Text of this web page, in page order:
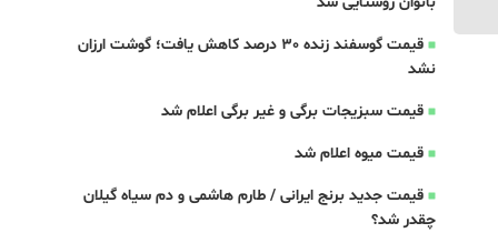
قیمت گوسفند زنده 30 درصد کاهش یافت؛ گوشت ارزان
نشد
قیمت سبزیجات برگی و غیر برگی اعلام شد
قیمت میوه اعلام شد
قیمت جدید برنج ایرانی / طارم هاشمی و دم سیاه گیلان
چقدر شد؟